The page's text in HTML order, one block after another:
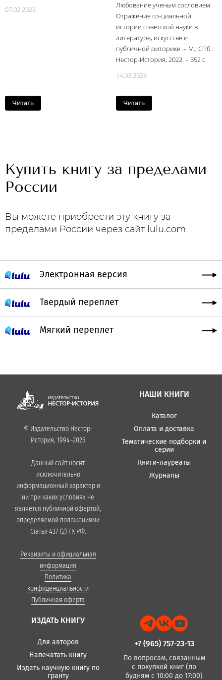
07.02.2023
Читать
Любование ученым сословием:
Отражение со-циальной
истории советской науки в
литературе, искусстве и
публичной риторике. – М.; СПб.:
Нестор-История, 2022. – 352 с.
14.03.2023
Читать
Купить книгу за пределами
России
Вы можете приобрести эту книгу за
пределами России через сайт lulu.com
Электронная версия
Твердый переплет
Мягкий переплет
© Издательство Нестор-
История, 1994–2025
Данный сайт носит
исключительно
информационный характер и
ни при каких условиях не
является публичной офертой,
определяемой положениями
Статьи 437 (2) ГК РФ.
Реквизиты и официальная
информация
Политика
конфиденциальности
Публичная оферта
НАШИ КНИГИ
Каталог
Оплата и доставка
Тематические подборки и
серии
Книги-лауреаты
Журналы
ИЗДАТЬ КНИГУ
Для авторов
Напечатать книгу
Издать научную книгу по
гранту
+7 (965) 757-23-13
По вопросам, связанным
с покупкой книг (по
будням с 10:00 до 17:00)